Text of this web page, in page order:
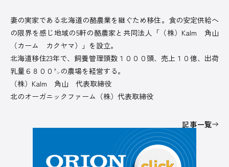
妻の実家である北海道の酪農業を継ぐため移住。食の安定供給へ
の限界を感じ地域の5軒の酪農家と共同法人「（株）Kalm 角山
（カーム カクヤマ）」を設立。
北海道移住23年で、飼養管理頭数１０００頭、売上１０億、出荷
乳量６８００㌧の農場を経営する。
（株）Kalm 角山 代表取締役
北のオーガニックファーム（株）代表取締役
記事一覧